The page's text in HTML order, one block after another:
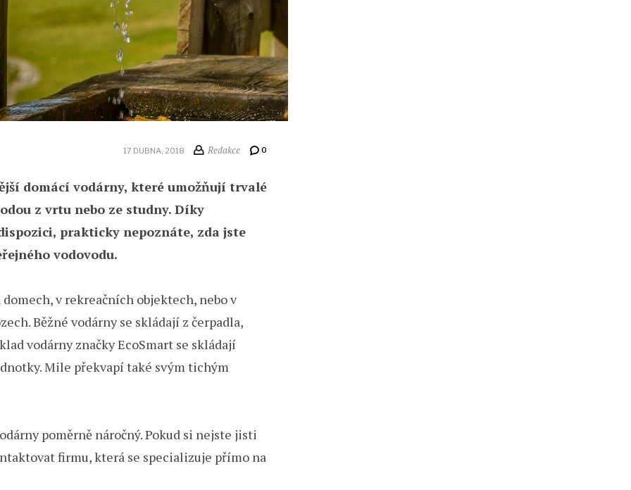
17 DUBNA, 2018 Redakce 0
domácí vodárny, které umožňují trvalé
z vrtu nebo ze studny. Díky
prakticky nepoznáte, zda jste
vodovodu.
v rekreačních objektech, nebo v
Běžné vodárny se skládají z čerpadla,
vodárny značky EcoSmart se skládají
Mile překvapí také svým tichým
poměrně náročný. Pokud si nejste jisti
firmu, která se specializuje přímo na